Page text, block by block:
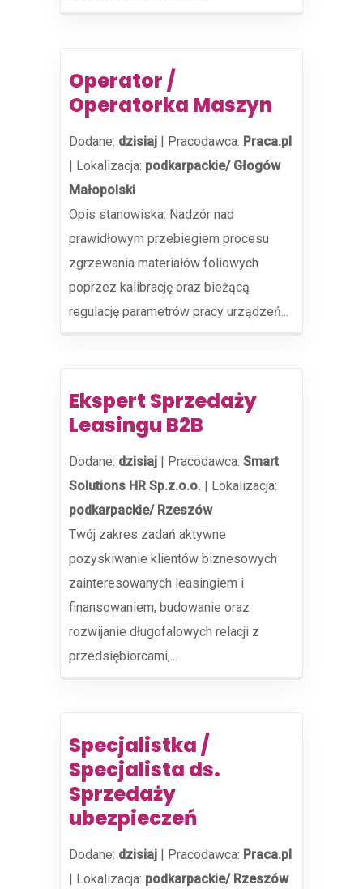
Operator /
Operatorka Maszyn
Dodane: dzisiaj | Pracodawca: Praca.pl
| Lokalizacja: podkarpackie/ Głogów
Małopolski
Opis stanowiska: Nadzór nad
prawidłowym przebiegiem procesu
zgrzewania materiałów foliowych
poprzez kalibrację oraz bieżącą
regulację parametrów pracy urządzeń...
Ekspert Sprzedaży
Leasingu B2B
Dodane: dzisiaj | Pracodawca: Smart
Solutions HR Sp.z.o.o. | Lokalizacja:
podkarpackie/ Rzeszów
Twój zakres zadań aktywne
pozyskiwanie klientów biznesowych
zainteresowanych leasingiem i
finansowaniem, budowanie oraz
rozwijanie długofalowych relacji z
przedsiębiorcami,...
Specjalistka /
Specjalista ds.
Sprzedaży
ubezpieczeń
Dodane: dzisiaj | Pracodawca: Praca.pl
| Lokalizacja: podkarpackie/ Rzeszów